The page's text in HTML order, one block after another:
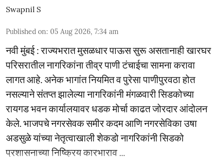
Swapnil S
Published on: 05 Aug 2026, 7:34 am
नवी मुंबई : राज्यभरात मुसळधार पाऊस सुरू असतानाही खारघर
परिसरातील नागरिकांना तीव्र पाणी टंचाईचा सामना करावा
लागत आहे. अनेक भागांत नियमित व पुरेसा पाणीपुरवठा होत
नसल्याने संतप्त झालेल्या नागरिकांनी मंगळवारी सिडकोच्या
रायगड भवन कार्यालयावर धडक मोर्चा काढत जोरदार आंदोलन
केले. भाजपचे नगरसेवक समीर कदम आणि नगरसेविका उषा
अडसुळे यांच्या नेतृत्वाखाली शेकडो नागरिकांनी सिडको
प्रशासनाच्या निष्क्रिय कारभाराव ...